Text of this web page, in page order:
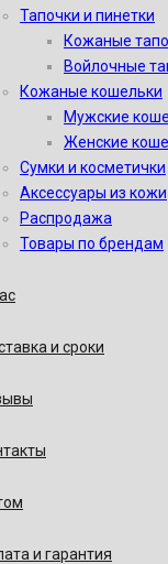
Тапочки и пинетки
Кожаные
Войлочные
Кожаные кошельки
Мужские
Женские
Сумки и косметички
Аксессуары из кожи
Распродажа
Товары по брендам
и сроки
и гарантия